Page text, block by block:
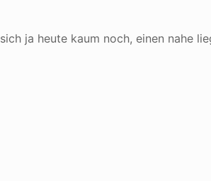
ja heute kaum noch, einen nahe